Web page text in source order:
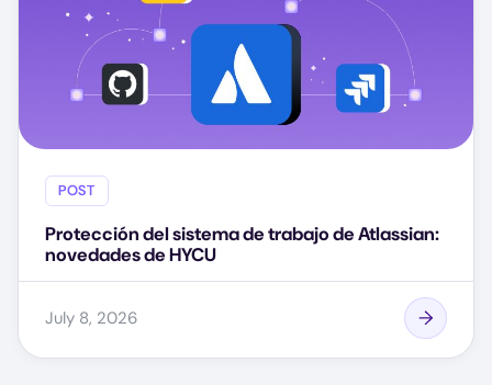
POST
Protección del sistema de trabajo de Atlassian:
novedades de HYCU
July 8, 2026